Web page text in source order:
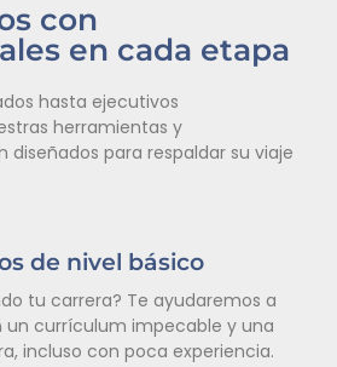
con
en cada etapa
hasta ejecutivos
herramientas y
para respaldar su viaje
de nivel básico
tu carrera? Te ayudaremos a
un currículum impecable y una
incluso con poca experiencia.